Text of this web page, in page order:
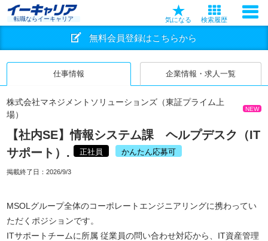
転職ならイーキャリア 気になる 検索履歴
無料会員登録はこちらから
仕事情報 企業情報・求人一覧
株式会社マネジメントソリューションズ（東証プライム上
場）
NEW
【社内SE】情報システム課 ヘルプデスク（IT
サポート）.
正社員 かんたん応募可
掲載終了日： 2026/9/3
MSOLグループ全体のコーポレートエンジニアリングに携わってい
ただくポジションです。
ITサポートチームに所属 従業員の問い合わせ対応から、IT資産管理